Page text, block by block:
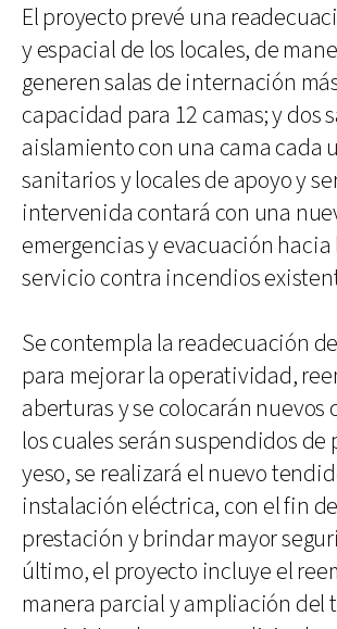
El proyecto prevé una
y espacial de los locales, de
generen salas de internación
capacidad para 12 camas; y dos
aislamiento con una cama cada
sanitarios y locales de apoyo y
intervenida contará con una
emergencias y evacuación hacia
servicio contra incendios
Se contempla la readecuación
para mejorar la operatividad,
aberturas y se colocarán nuevos
los cuales serán suspendidos de
yeso, se realizará el nuevo
instalación eléctrica, con el fin
prestación y brindar mayor
último, el proyecto incluye el
manera parcial y ampliación del